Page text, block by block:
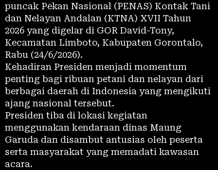
puncak Pekan Nasional (PENAS) Kontak Tani
dan Nelayan Andalan (KTNA) XVII Tahun
2026 yang digelar di GOR David-Tony,
Kecamatan Limboto, Kabupaten Gorontalo,
Rabu (24/6/2026).
Kehadiran Presiden menjadi momentum
penting bagi ribuan petani dan nelayan dari
berbagai daerah di Indonesia yang mengikuti
ajang nasional tersebut.
Presiden tiba di lokasi kegiatan
menggunakan kendaraan dinas Maung
Garuda dan disambut antusias oleh peserta
serta masyarakat yang memadati kawasan
acara.